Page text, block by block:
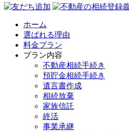
ホーム
選ばれる理由
料金プラン
プラン内容
不動産相続手続き
預貯金相続手続き
遺言書作成
相続放棄
家族信託
終活
事業承継